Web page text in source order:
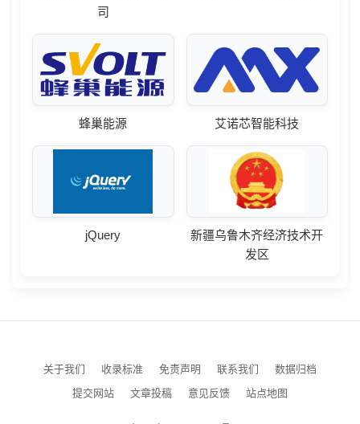
司
蜂巢能源 艾诺芯智能科技
jQuery
新疆乌鲁木齐经济技术开
发区
关于我们 收录标准 免责声明 联系我们
数据归档
提交网站
文章投稿 意见反馈 站点地图